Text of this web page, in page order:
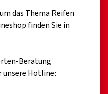
das Thema Reifen
finden Sie in
Beratung
unsere Hotline: